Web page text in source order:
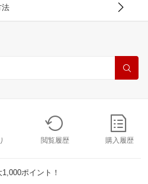
法
閲覧履歴 購入履歴
ポイント！